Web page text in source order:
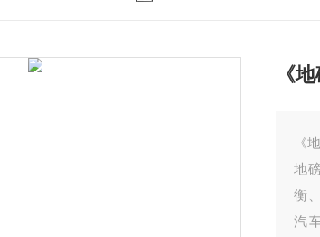
《
《
地
衡
汽